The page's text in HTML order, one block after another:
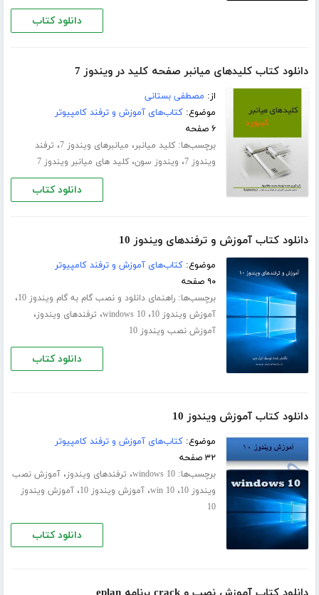
دانلود کتاب
دانلود کتاب کلیدهای میانبر صفحه کلید در ویندوز 7
از: مصطفی بستانی
موضوع:کتاب‌های آموزش و ترفند کامپیوتر
۶ صفحه
برچسب‌ها:کلید میانبر، میانبرهای ویندوز 7 ، ترفند
ویندوز 7 ، ویندوز سون،کلید های میانبر ویندوز 7
دانلود کتاب
دانلود کتاب آموزش و ترفندهای ویندوز 10
موضوع:کتاب‌های آموزش و ترفند کامپیوتر
۹۰ صفحه
برچسب‌ها:راهنمای دانلود و نصب گام به گام ویندوز 10 ،
آموزش ویندوز 10 ،windows 10، ترفندهای ویندوز،
آموزش نصب ویندوز 10
دانلود کتاب
دانلود کتاب آموزش ویندوز 10
موضوع:کتاب‌های آموزش و ترفند کامپیوتر
۳۲ صفحه
برچسب‌ها:windows 10، ترفندهای ویندوز،آموزش نصب
ویندوز 10
،win 10،آموزش ویندوز 10 ،آموزش ویندوز
10
دانلود کتاب